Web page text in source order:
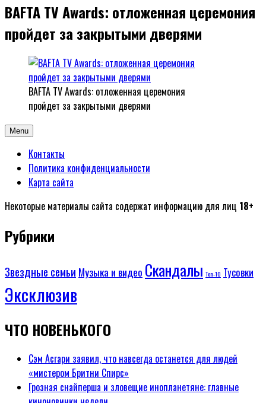
BAFTA TV Awards: отложенная церемония
пройдет за закрытыми дверями
BAFTA TV Awards: отложенная церемония
пройдет за закрытыми дверями
Menu
Контакты
Политика конфиденциальности
Карта сайта
Некоторые материалы сайта содержат информацию для лиц 18+
Рубрики
Звездные семьи Музыка и видео Скандалы Топ-10 Тусовки
Эксклюзив
ЧТО НОВЕНЬКОГО
Сэм Асгари заявил, что навсегда останется для людей
«мистером Бритни Спирс»
Грозная снайперша и зловещие инопланетяне: главные